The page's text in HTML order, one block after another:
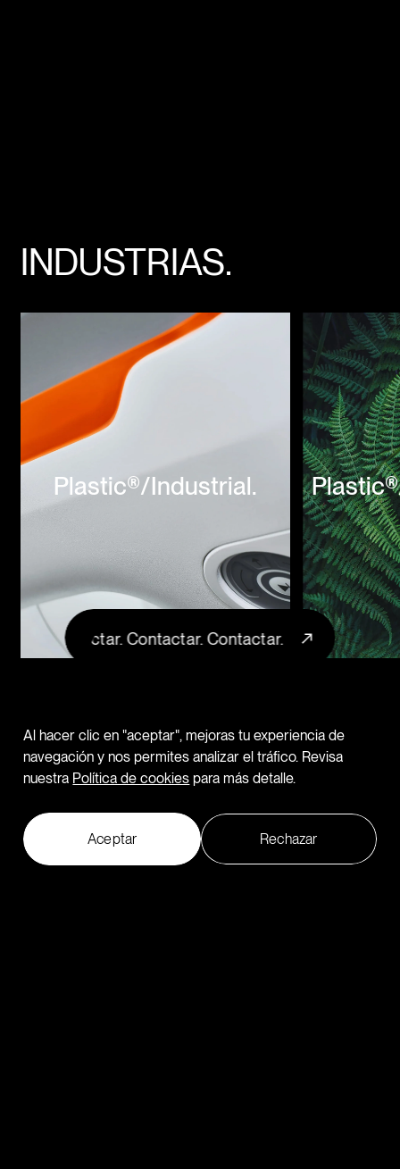
Contactar. Contactar. Contactar.
INDUSTRIAS.
Plastic®/Industrial.
Al hacer clic en "aceptar", mejoras tu experiencia de
navegación y nos permites analizar el tráfico. Revisa
nuestra Política de cookies para más detalle.
Aceptar Rechazar